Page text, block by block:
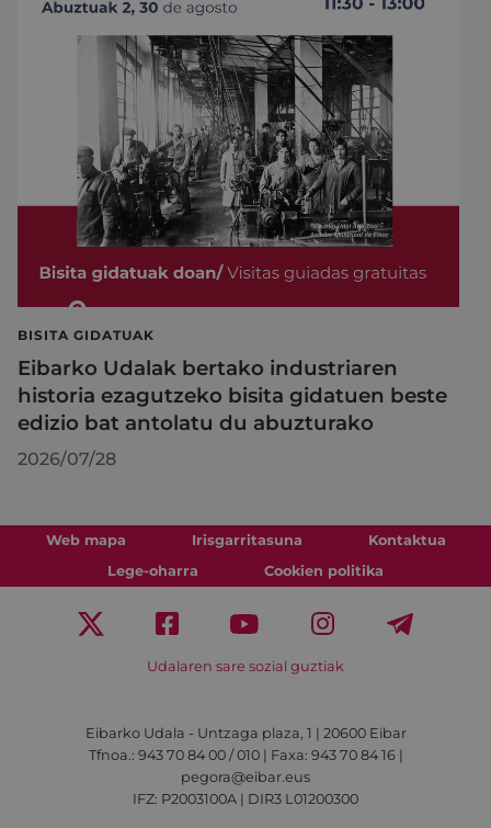
BISITA GIDATUAK
Eibarko Udalak bertako industriaren
historia ezagutzeko bisita gidatuen beste
edizio bat antolatu du abuzturako
2026/07/28
Web mapa Irisgarritasuna
Kontaktua
Lege-oharra
Cookien politika
Udalaren sare sozial guztiak
Eibarko Udala - Untzaga plaza, 1 | 20600 Eibar
Tfnoa.: 943 70 84 00 / 010 | Faxa: 943 70 84 16 |
pegora@eibar.eus
IFZ: P2003100A | DIR3 L01200300